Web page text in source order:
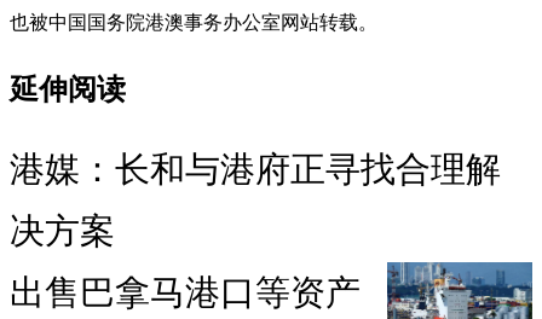
也被中国国务院港澳事务办公室网站转载。
延伸阅读
港媒：长和与港府正寻找合理解
决方案
出售巴拿马港口等资产